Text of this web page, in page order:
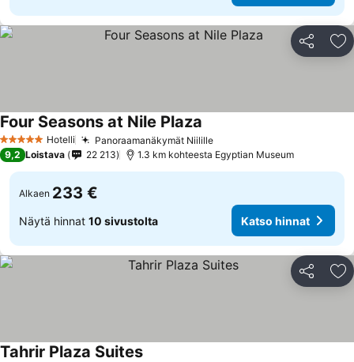
Jaa
5 Tähtiluokitus
Hotelli Panoraamanäkymät Niilille
Four Seasons at Nile Plaza
9,2 Loistava 22 213 1.3 km kohteesta Egyptian Museum
Alkaen 233 €
Näytä hinnat 10 sivustolta Katso hinnat
Jaa
Tahrir Plaza Suites